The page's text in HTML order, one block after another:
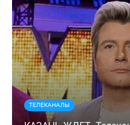
ТЕЛЕКАНАЛЫ